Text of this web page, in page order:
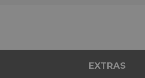
EXTRAS